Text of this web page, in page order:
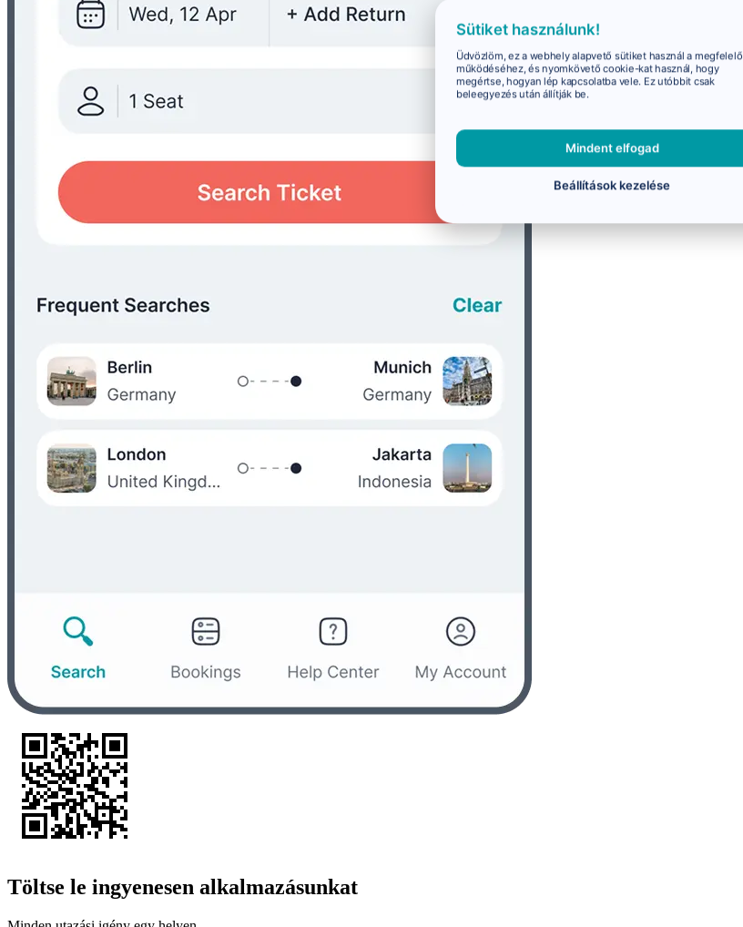
Töltse le ingyenesen alkalmazásunkat
Sütiket használunk!
Üdvözlöm, ez a webhely alapvető sütiket használ a megfelelő
működéséhez, és nyomkövető cookie-kat használ, hogy
megértse, hogyan lép kapcsolatba vele. Ez utóbbit csak
beleegyezés után állítják be.
Mindent elfogad
Beállítások kezelése